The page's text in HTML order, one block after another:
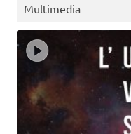
Multimedia